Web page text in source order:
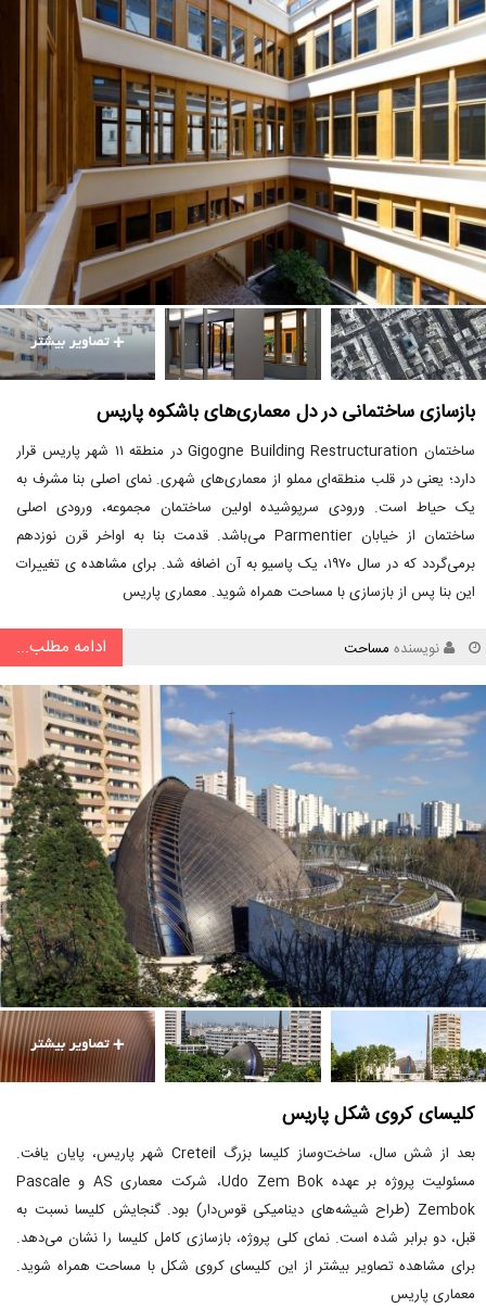
بازسازی ساختمانی در دل معماری‌های باشکوه پاریس
ساختمان Gigogne Building Restructuration در منطقه ۱۱ شهر پاریس قرار
دارد؛ یعنی در قلب منطقه‌ای مملو از معماری‌های شهری. نمای اصلی بنا مشرف به
یک حیاط است. ورودی سرپوشیده اولین ساختمان مجموعه، ورودی اصلی
ساختمان از خیابان Parmentier می‌باشد. قدمت بنا به اواخر قرن نوزدهم
برمی‌گردد که در سال ۱۹۷۰، یک پاسیو به آن اضافه شد. برای مشاهده ی تغییرات
این بنا پس از بازسازی با مساحت همراه شوید. معماری پاریس
نویسنده مساحت ادامه مطلب...
کلیسای کروی شکل پاریس
بعد از شش سال، ساخت‌وساز کلیسا بزرگ Creteil شهر پاریس، پایان یافت.
مسئولیت پروژه بر عهده Udo Zem Bok، شرکت معماری AS و Pascale
Zembok (طراح شیشه‌های دینامیکی قوس‌دار) بود. گنجایش کلیسا نسبت به
قبل، دو برابر شده است. نمای کلی پروژه، بازسازی کامل کلیسا را نشان می‌دهد.
برای مشاهده تصاویر بیشتر از این کلیسای کروی شکل با مساحت همراه شوید.
معماری پاریس